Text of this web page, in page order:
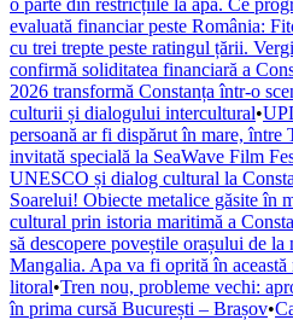
o parte din restricțiile la apă. Ce
evaluată financiar peste România:
cu trei trepte peste ratingul țării.
confirmă soliditatea financiară a
2026 transformă Constanța într-o
culturii și dialogului intercultural•
persoană ar fi dispărut în mare, între
invitată specială la SeaWave Film
UNESCO și dialog cultural la
Soarelui! Obiecte metalice găsite în
cultural prin istoria maritimă a
să descopere poveștile orașului de la
Mangalia. Apa va fi oprită în
litoral•Tren nou, probleme vechi:
în prima cursă București – Brașov•